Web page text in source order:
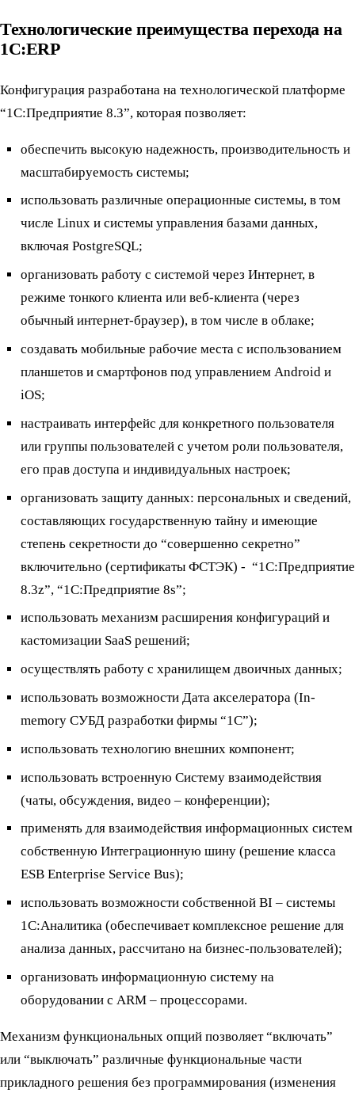
Технологические преимущества перехода на
1С:ERP
Конфигурация разработана на технологической платформе
“1С:Предприятие 8.3”, которая позволяет:
обеспечить высокую надежность, производительность и
масштабируемость системы;
использовать различные операционные системы, в том
числе Linux и системы управления базами данных,
включая PostgreSQL;
организовать работу с системой через Интернет, в
режиме тонкого клиента или веб-клиента (через
обычный интернет-браузер), в том числе в облаке;
создавать мобильные рабочие места с использованием
планшетов и смартфонов под управлением Android и
iOS;
настраивать интерфейс для конкретного пользователя
или группы пользователей с учетом роли пользователя,
его прав доступа и индивидуальных настроек;
организовать защиту данных: персональных и сведений,
составляющих государственную тайну и имеющие
степень секретности до “совершенно секретно”
включительно (сертификаты ФСТЭК) - “1С:Предприятие
8.3z”, “1С:Предприятие 8s”;
использовать механизм расширения конфигураций и
кастомизации SaaS решений;
осуществлять работу с хранилищем двоичных данных;
использовать возможности Дата акселератора (In-
memory СУБД разработки фирмы “1С”);
использовать технологию внешних компонент;
использовать встроенную Систему взаимодействия
(чаты, обсуждения, видео – конференции);
применять для взаимодействия информационных систем
собственную Интеграционную шину (решение класса
ESB Enterprise Service Bus);
использовать возможности собственной BI – системы
1С:Аналитика (обеспечивает комплексное решение для
анализа данных, рассчитано на бизнес-пользователей);
организовать информационную систему на
оборудовании с ARM – процессорами.
Механизм функциональных опций позволяет “включать”
или “выключать” различные функциональные части
прикладного решения без программирования (изменения